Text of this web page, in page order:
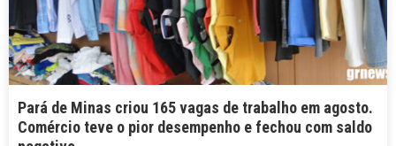
Pará de Minas criou 165 vagas de trabalho em agosto.
Comércio teve o pior desempenho e fechou com saldo